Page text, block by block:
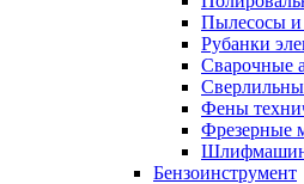
Пылесосы и
Рубанки
Сварочные
Фены
Фрезерные
Бензоинструмент